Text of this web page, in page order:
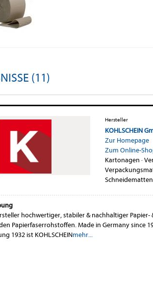
(11)
Hersteller
KOHLSCHEIN
Zur Homepage
Zum Online-
Kartonagen ·
Schneidematten
hochwertiger, stabiler & nachhaltiger
Papierfaserrohstoffen. Made in Germany since
1932 ist KOHLSCHEINmehr...